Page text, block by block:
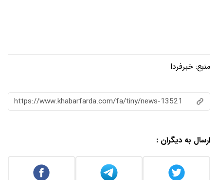
منبع: خبرفردا
https://www.khabarfarda.com/fa/tiny/news-13521
ارسال به دیگران :